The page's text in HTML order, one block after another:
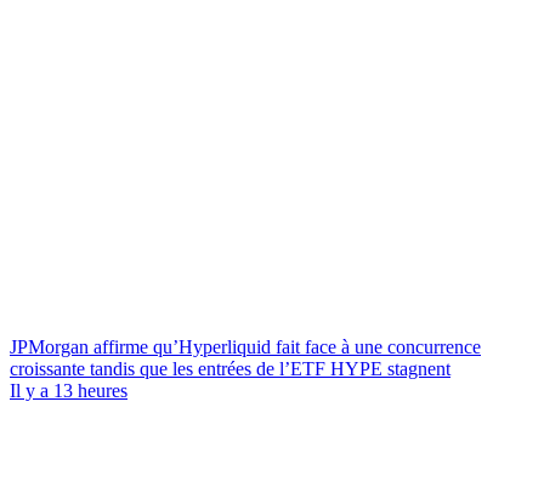
JPMorgan affirme qu’Hyperliquid fait face à une concurrence
croissante tandis que les entrées de l’ETF HYPE stagnent
Il y a 13 heures